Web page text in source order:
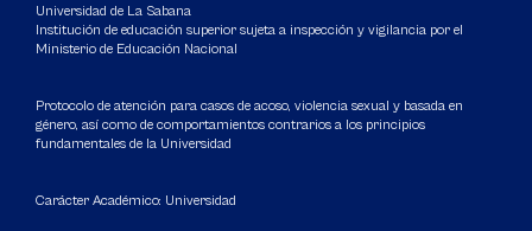
Universidad de La Sabana
Institución de educación superior sujeta a inspección y vigilancia por el
Ministerio de Educación Nacional
Protocolo de atención para casos de acoso, violencia sexual y basada en
género, así como de comportamientos contrarios a los principios
fundamentales de la Universidad
Carácter Académico: Universidad